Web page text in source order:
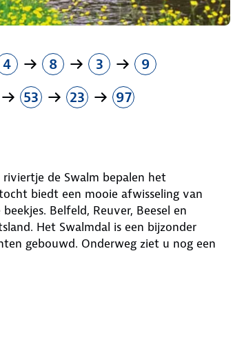
4 8 3
9
53 23
97
de Swalm bepalen het
biedt een mooie afwisseling van
Belfeld, Reuver, Beesel en
Het Swalmdal is een bijzonder
gebouwd. Onderweg ziet u nog een